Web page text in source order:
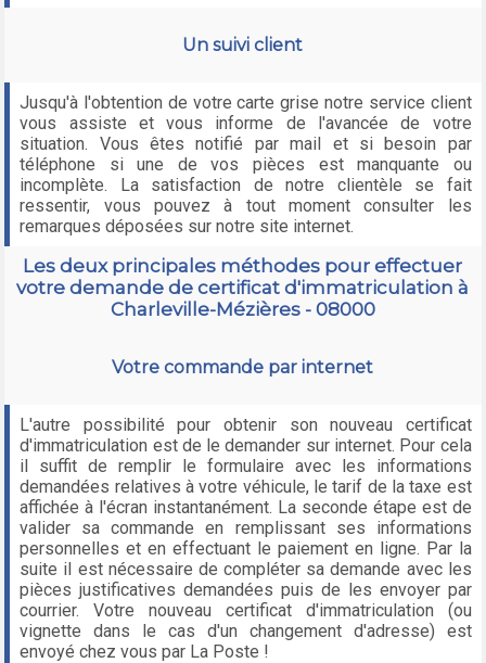
Un suivi client
Jusqu'à l'obtention de votre carte grise notre service client
vous assiste et vous informe de l'avancée de votre
situation. Vous êtes notifié par mail et si besoin par
téléphone si une de vos pièces est manquante ou
incomplète. La satisfaction de notre clientèle se fait
ressentir, vous pouvez à tout moment consulter les
remarques déposées sur notre site internet.
Les deux principales méthodes pour effectuer
votre demande de certificat d'immatriculation à
Charleville-Mézières - 08000
Votre commande par internet
L'autre possibilité pour obtenir son nouveau certificat
d'immatriculation est de le demander sur internet. Pour cela
il suffit de remplir le formulaire avec les informations
demandées relatives à votre véhicule, le tarif de la taxe est
affichée à l'écran instantanément. La seconde étape est de
valider sa commande en remplissant ses informations
personnelles et en effectuant le paiement en ligne. Par la
suite il est nécessaire de compléter sa demande avec les
pièces justificatives demandées puis de les envoyer par
courrier. Votre nouveau certificat d'immatriculation (ou
vignette dans le cas d'un changement d'adresse) est
envoyé chez vous par La Poste !